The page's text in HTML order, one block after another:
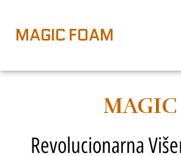
MAGIC FOAM
Revolucionarna